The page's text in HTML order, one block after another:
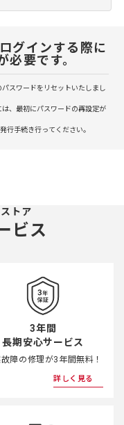
グインする際に
必要です。
スワードをリセットいたしまし
、最初にパスワードの再設定が
行手続き行ってください。
トア
ビス
3年間
長期安心サービス
故障の修理が3年間無料！
詳しく見る